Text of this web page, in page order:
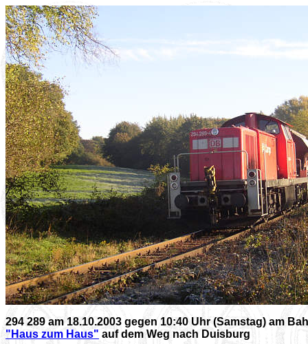
294 289 am 18.10.2003 gegen 10:40 Uhr (Samstag) am
"Haus zum Haus" auf dem Weg nach Duisburg